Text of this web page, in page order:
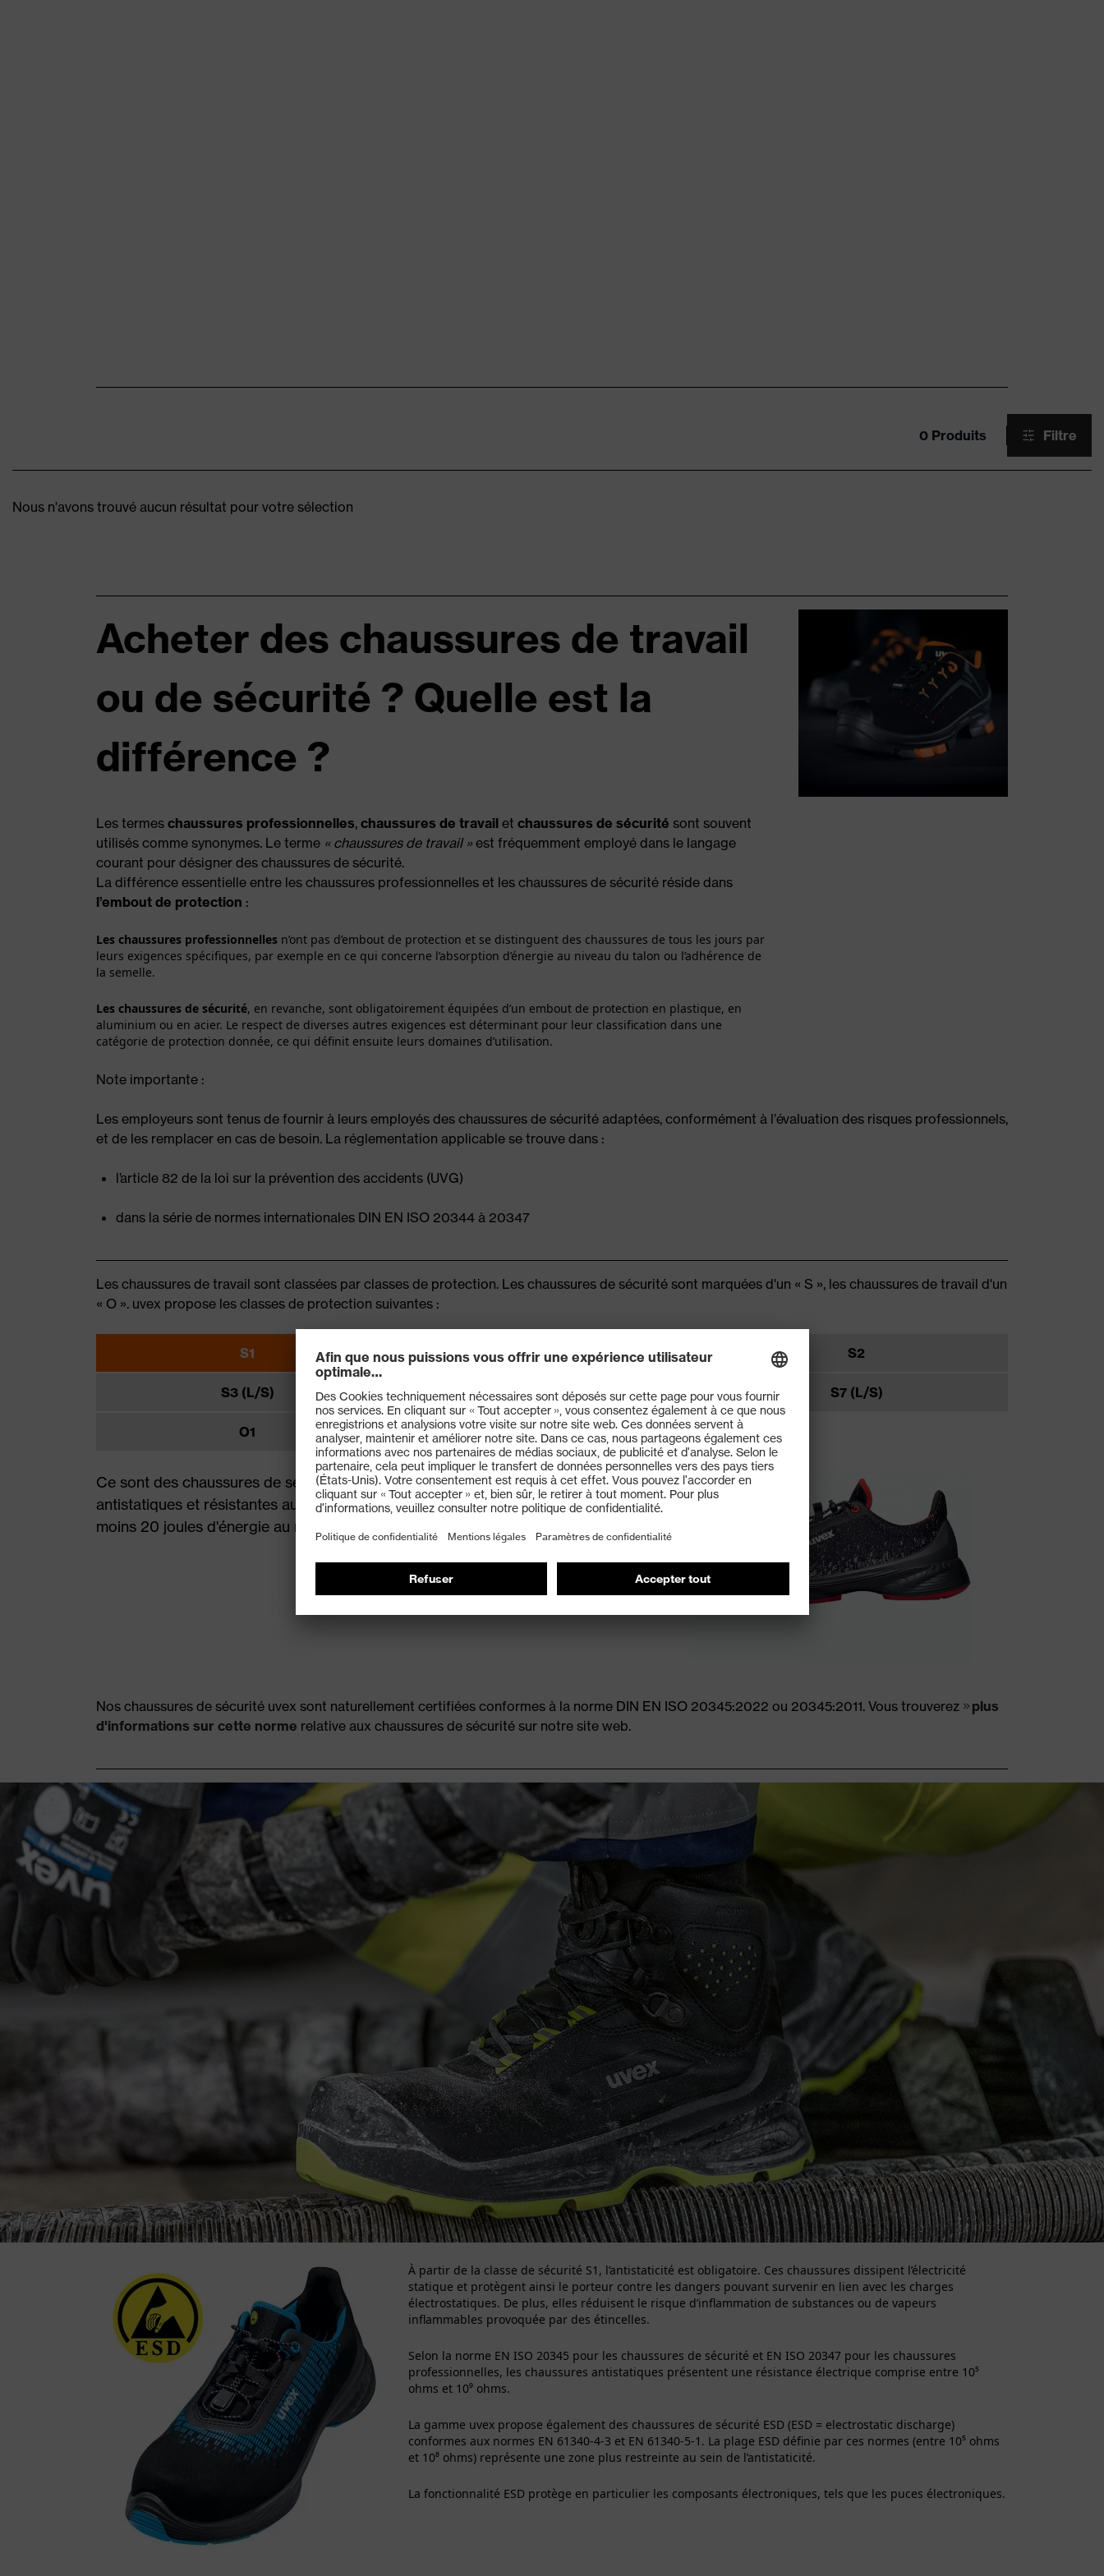
0 Produits Filtre
Nous n'avons trouvé aucun résultat pour votre sélection
Acheter des chaussures de travail
ou de sécurité ? Quelle est la
différence ?
Les termes chaussures professionnelles, chaussures de travail et chaussures de sécurité sont souvent
utilisés comme synonymes. Le terme « chaussures de travail » est fréquemment employé dans le langage
courant pour désigner des chaussures de sécurité.
La différence essentielle entre les chaussures professionnelles et les chaussures de sécurité réside dans
l’embout de protection :
Les chaussures professionnelles n’ont pas d’embout de protection et se distinguent des chaussures de tous les jours par
leurs exigences spécifiques, par exemple en ce qui concerne l’absorption d’énergie au niveau du talon ou l’adhérence de
la semelle.
Les chaussures de sécurité, en revanche, sont obligatoirement équipées d’un embout de protection en plastique, en
aluminium ou en acier. Le respect de diverses autres exigences est déterminant pour leur classification dans une
catégorie de protection donnée, ce qui définit ensuite leurs domaines d’utilisation.
Note importante :
Les employeurs sont tenus de fournir à leurs employés des chaussures de sécurité adaptées, conformément à l’évaluation des risques professionnels,
et de les remplacer en cas de besoin. La réglementation applicable se trouve dans :
l’article 82 de la loi sur la prévention des accidents (UVG)
dans la série de normes internationales DIN EN ISO 20344 à 20347
Les chaussures de travail sont classées par classes de protection. Les chaussures de sécurité sont marquées d'un « S », les chaussures de travail d'un
« O ». uvex propose les classes de protection suivantes :
S1 S1 P/PL/PS S2
S3 (L/S) S4 & S5 S7 (L/S)
O1
Ce sont des chaussures de sécurité à talon fermé, dotées de semelles
antistatiques et résistantes aux hydrocarbures (en option). Elles absorbent au
moins 20 joules d'énergie au niveau du talon pour un meilleur amorti.
Nos chaussures de sécurité uvex sont naturellement certifiées conformes à la norme DIN EN ISO 20345:2022 ou 20345:2011. Vous trouverez
plus
d'informations sur cette norme relative aux chaussures de sécurité sur notre site web.
À partir de la classe de sécurité S1, l’antistaticité est obligatoire. Ces chaussures dissipent l’électricité
statique et protègent ainsi le porteur contre les dangers pouvant survenir en lien avec les charges
électrostatiques. De plus, elles réduisent le risque d’inflammation de substances ou de vapeurs
inflammables provoquée par des étincelles.
Selon la norme EN ISO 20345 pour les chaussures de sécurité et EN ISO 20347 pour les chaussures
professionnelles, les chaussures antistatiques présentent une résistance électrique comprise entre 10⁵
ohms et 10⁹ ohms.
La gamme uvex propose également des chaussures de sécurité ESD (ESD = electrostatic discharge)
conformes aux normes EN 61340‑4‑3 et EN 61340‑5‑1. La plage ESD définie par ces normes (entre 10⁵ ohms
et 10⁸ ohms) représente une zone plus restreinte au sein de l’antistaticité.
La fonctionnalité ESD protège en particulier les composants électroniques, tels que les puces électroniques.